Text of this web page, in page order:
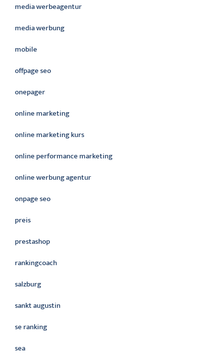
media werbeagentur
media werbung
mobile
offpage seo
onepager
online marketing
online marketing kurs
online performance marketing
online werbung agentur
onpage seo
preis
prestashop
rankingcoach
salzburg
sankt augustin
se ranking
sea